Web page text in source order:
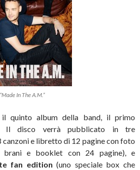
In The A.M.”
quinto album della band, il primo
Il disco verrà pubblicato in tre
canzoni e libretto di 12 pagine con foto
brani e booklet con 24 pagine), e
fan edition (uno speciale box che